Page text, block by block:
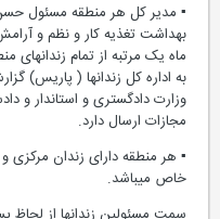
▪ مدیر کل هر منطقه مسئول حسن
ماه یک مرتبه از تمام زندانهای
به اداره کل زندانها ( پاریس)
وزارت دادگستری و استاندار و
مجازات ارسال دارد.
▪ هر منطقه دارای زندان مرکزی و
خاص میباشد.